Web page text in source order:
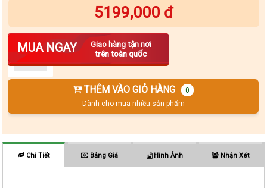
5199,000 đ
MUA NGAY
Giao hàng tận nơi
trên toàn quốc
Số lượng
THÊM VÀO GIỎ HÀNG
0
Dành cho mua nhiều sản phẩm
Chi Tiết Bảng Giá Hình Ảnh Nhận Xét